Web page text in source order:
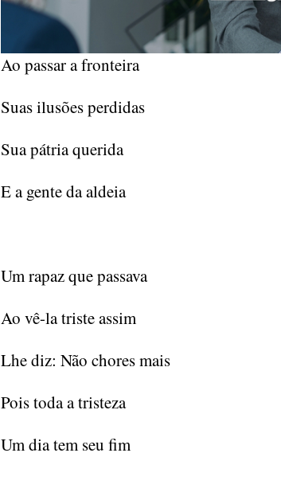
Ao passar a fronteira
Suas ilusões perdidas
Sua pátria querida
E a gente da aldeia
Um rapaz que passava
Ao vê-la triste assim
Lhe diz: Não chores mais
Pois toda a tristeza
Um dia tem seu fim